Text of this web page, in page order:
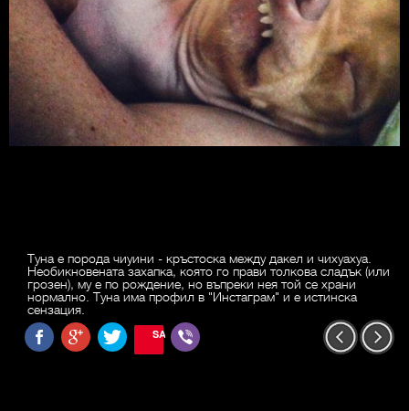
Туна е порода чиуини - кръстоска между дакел и чихуахуа.
Необикновената захапка, която го прави толкова сладък (или
грозен), му е по рождение, но въпреки нея той се храни
нормално. Туна има профил в "Инстаграм" и е истинска
сензация.
SAVE